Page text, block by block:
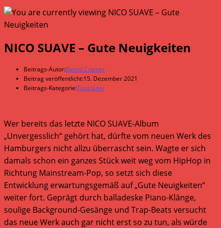
NICO SUAVE – Gute Neuigkeiten
Beitrags-Autor:Bernd Cramer
Beitrag veröffentlicht:15. Dezember 2021
Beitrags-Kategorie:Tonträger
Wer bereits das letzte NICO SUAVE-Album
„Unvergesslich“ gehört hat, dürfte vom neuen Werk des
Hamburgers nicht allzu überrascht sein. Wagte er sich
damals schon ein ganzes Stück weit weg vom HipHop in
Richtung Mainstream-Pop, so setzt sich diese
Entwicklung erwartungsgemäß auf „Gute Neuigkeiten“
weiter fort. Geprägt durch balladeske Piano-Klänge,
soulige Background-Gesänge und Trap-Beats versucht
das neue Werk auch gar nicht erst so zu tun, als würde